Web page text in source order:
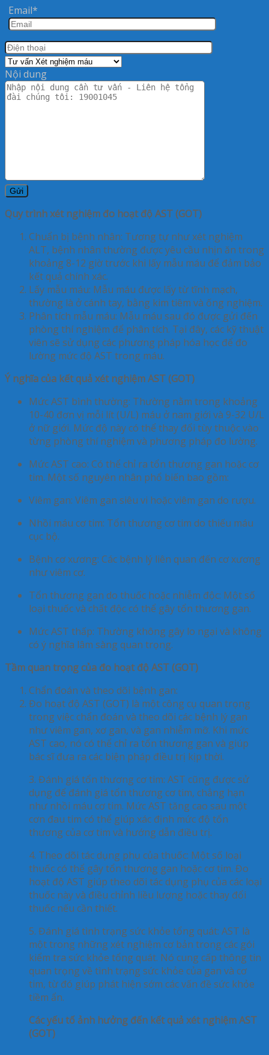
Email*
Nội dung
Quy trình xét nghiệm đo hoạt độ AST (GOT)
Chuẩn bị bệnh nhân: Tương tự như xét nghiệm
ALT, bệnh nhân thường được yêu cầu nhịn ăn trong
khoảng 8-12 giờ trước khi lấy mẫu máu để đảm bảo
kết quả chính xác.
Lấy mẫu máu: Mẫu máu được lấy từ tĩnh mạch,
thường là ở cánh tay, bằng kim tiêm và ống nghiệm.
Phân tích mẫu máu: Mẫu máu sau đó được gửi đến
phòng thí nghiệm để phân tích. Tại đây, các kỹ thuật
viên sẽ sử dụng các phương pháp hóa học để đo
lường mức độ AST trong máu.
Ý nghĩa của kết quả xét nghiệm AST (GOT)
Mức AST bình thường: Thường nằm trong khoảng
10-40 đơn vị mỗi lít (U/L) máu ở nam giới và 9-32 U/L
ở nữ giới. Mức độ này có thể thay đổi tùy thuộc vào
từng phòng thí nghiệm và phương pháp đo lường.
Mức AST cao: Có thể chỉ ra tổn thương gan hoặc cơ
tim. Một số nguyên nhân phổ biến bao gồm:
Viêm gan: Viêm gan siêu vi hoặc viêm gan do rượu.
Nhồi máu cơ tim: Tổn thương cơ tim do thiếu máu
cục bộ.
Bệnh cơ xương: Các bệnh lý liên quan đến cơ xương
như viêm cơ.
Tổn thương gan do thuốc hoặc nhiễm độc: Một số
loại thuốc và chất độc có thể gây tổn thương gan.
Mức AST thấp: Thường không gây lo ngại và không
có ý nghĩa lâm sàng quan trọng.
Tầm quan trọng của đo hoạt độ AST (GOT)
Chẩn đoán và theo dõi bệnh gan:
Đo hoạt độ AST (GOT) là một công cụ quan trọng
trong việc chẩn đoán và theo dõi các bệnh lý gan
như viêm gan, xơ gan, và gan nhiễm mỡ. Khi mức
AST cao, nó có thể chỉ ra tổn thương gan và giúp
bác sĩ đưa ra các biện pháp điều trị kịp thời.
3. Đánh giá tổn thương cơ tim: AST cũng được sử
dụng để đánh giá tổn thương cơ tim, chẳng hạn
như nhồi máu cơ tim. Mức AST tăng cao sau một
cơn đau tim có thể giúp xác định mức độ tổn
thương của cơ tim và hướng dẫn điều trị.
4. Theo dõi tác dụng phụ của thuốc: Một số loại
thuốc có thể gây tổn thương gan hoặc cơ tim. Đo
hoạt độ AST giúp theo dõi tác dụng phụ của các loại
thuốc này và điều chỉnh liều lượng hoặc thay đổi
thuốc nếu cần thiết.
5. Đánh giá tình trạng sức khỏe tổng quát: AST là
một trong những xét nghiệm cơ bản trong các gói
kiểm tra sức khỏe tổng quát. Nó cung cấp thông tin
quan trọng về tình trạng sức khỏe của gan và cơ
tim, từ đó giúp phát hiện sớm các vấn đề sức khỏe
tiềm ẩn.
Các yếu tố ảnh hưởng đến kết quả xét nghiệm AST
(GOT)